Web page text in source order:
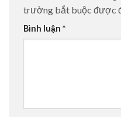
trường bắt buộc được
Bình luận *